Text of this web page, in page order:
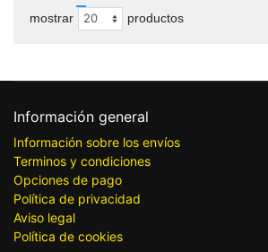
mostrar productos
Información general
Información sobre los envíos
Terminos y condiciones
Opciones de pago
Política de privacidad
Aviso legal
Política de cookies